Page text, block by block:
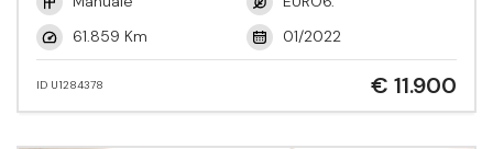
61.859 Km
01/2022
ID U1284378 € 11.900